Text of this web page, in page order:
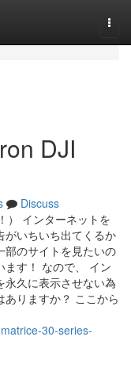
DJI
Discuss
） インターネットを
がいちいち出てくるか
部のサイトを見たいの
ます！ なので、 イン
永久に表示させない為
りますか？ ここから
30-series-